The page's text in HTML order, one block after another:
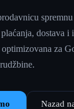
dostava i
za
Nazad